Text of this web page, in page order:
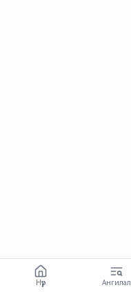
Нүүр Ангилал